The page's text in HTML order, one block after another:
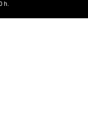
h.